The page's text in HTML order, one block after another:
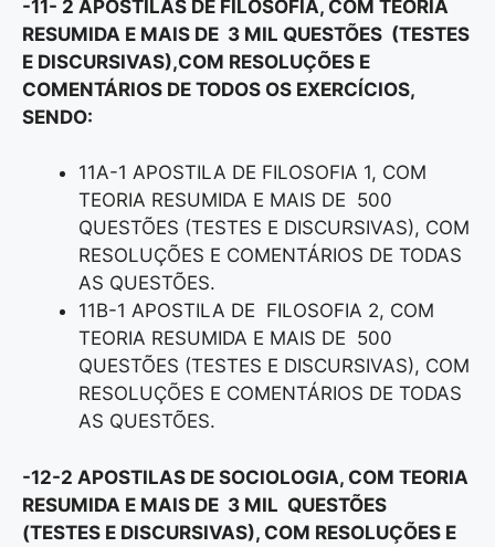
-11- 2 APOSTILAS DE FILOSOFIA, COM TEORIA
RESUMIDA E MAIS DE 3 MIL QUESTÕES (TESTES
E DISCURSIVAS),COM RESOLUÇÕES E
COMENTÁRIOS DE TODOS OS EXERCÍCIOS,
SENDO:
11A-1 APOSTILA DE FILOSOFIA 1, COM
TEORIA RESUMIDA E MAIS DE 500
QUESTÕES (TESTES E DISCURSIVAS), COM
RESOLUÇÕES E COMENTÁRIOS DE TODAS
AS QUESTÕES.
11B-1 APOSTILA DE FILOSOFIA 2, COM
TEORIA RESUMIDA E MAIS DE 500
QUESTÕES (TESTES E DISCURSIVAS), COM
RESOLUÇÕES E COMENTÁRIOS DE TODAS
AS QUESTÕES.
-12-2 APOSTILAS DE SOCIOLOGIA, COM TEORIA
RESUMIDA E MAIS DE 3 MIL QUESTÕES
(TESTES E DISCURSIVAS), COM RESOLUÇÕES E